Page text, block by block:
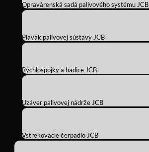
Opravárenská sadá palivového systému JCB
Plavák palivovej sústavy JCB
Rýchlospojky a hadice JCB
Uzáver palivovej nádrže JCB
Vstrekovacie čerpadlo JCB